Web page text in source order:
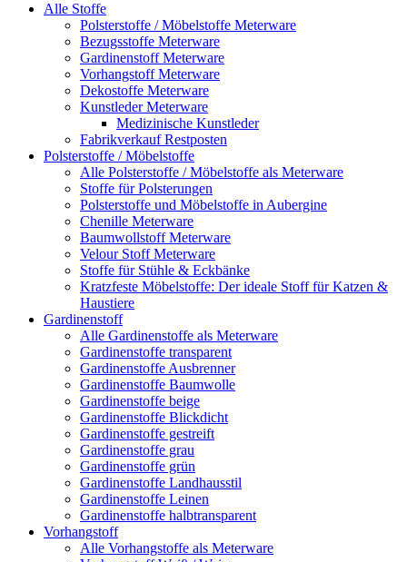
Alle Stoffe
Polsterstoffe / Möbelstoffe Meterware
Bezugsstoffe Meterware
Gardinenstoff Meterware
Vorhangstoff Meterware
Dekostoffe Meterware
Kunstleder Meterware
Medizinische Kunstleder
Fabrikverkauf Restposten
Polsterstoffe / Möbelstoffe
Alle Polsterstoffe / Möbelstoffe als Meterware
Stoffe für Polsterungen
Polsterstoffe und Möbelstoffe in Aubergine
Chenille Meterware
Baumwollstoff Meterware
Velour Stoff Meterware
Stoffe für Stühle & Eckbänke
Kratzfeste Möbelstoffe: Der ideale Stoff für Katzen &
Haustiere
Gardinenstoff
Alle Gardinenstoffe als Meterware
Gardinenstoffe transparent
Gardinenstoffe Ausbrenner
Gardinenstoffe Baumwolle
Gardinenstoffe beige
Gardinenstoffe Blickdicht
Gardinenstoffe gestreift
Gardinenstoffe grau
Gardinenstoffe grün
Gardinenstoffe Landhausstil
Gardinenstoffe Leinen
Gardinenstoffe halbtransparent
Vorhangstoff
Alle Vorhangstoffe als Meterware